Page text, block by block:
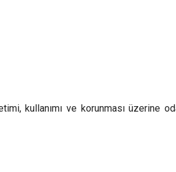
kullanımı ve korunması üzerine